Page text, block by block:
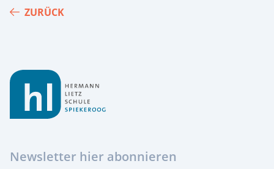
ZURÜCK
Newsletter hier abonnieren